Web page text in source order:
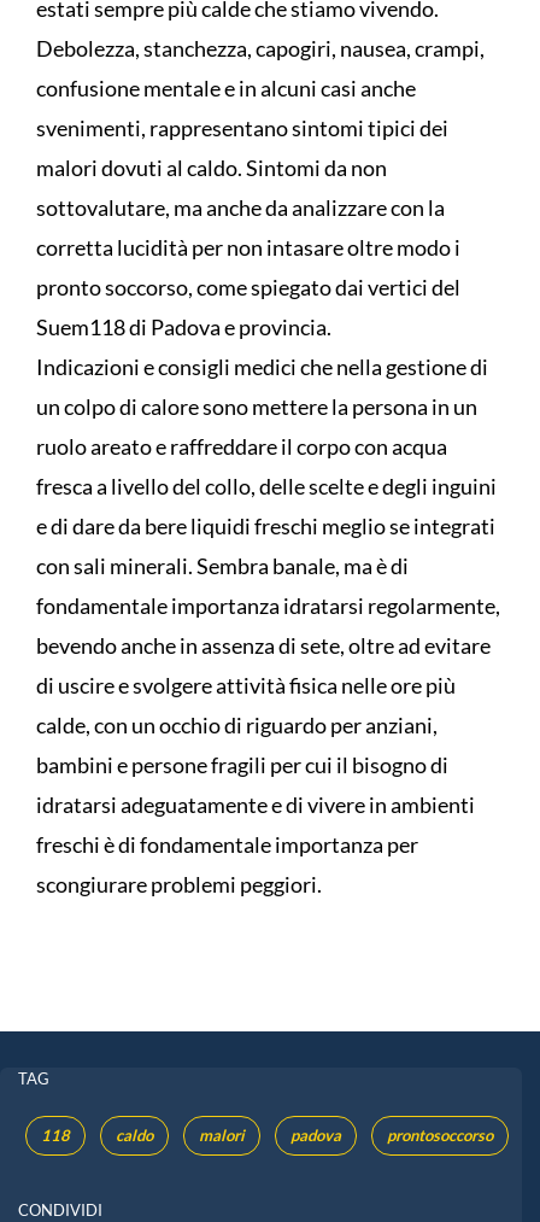
estati sempre più calde che stiamo vivendo.
Debolezza, stanchezza, capogiri, nausea, crampi,
confusione mentale e in alcuni casi anche
svenimenti, rappresentano sintomi tipici dei
malori dovuti al caldo. Sintomi da non
sottovalutare, ma anche da analizzare con la
corretta lucidità per non intasare oltre modo i
pronto soccorso, come spiegato dai vertici del
Suem118 di Padova e provincia.
Indicazioni e consigli medici che nella gestione di
un colpo di calore sono mettere la persona in un
ruolo areato e raffreddare il corpo con acqua
fresca a livello del collo, delle scelte e degli inguini
e di dare da bere liquidi freschi meglio se integrati
con sali minerali. Sembra banale, ma è di
fondamentale importanza idratarsi regolarmente,
bevendo anche in assenza di sete, oltre ad evitare
di uscire e svolgere attività fisica nelle ore più
calde, con un occhio di riguardo per anziani,
bambini e persone fragili per cui il bisogno di
idratarsi adeguatamente e di vivere in ambienti
freschi è di fondamentale importanza per
scongiurare problemi peggiori.
TAG
118 caldo malori padova prontosoccorso
CONDIVIDI